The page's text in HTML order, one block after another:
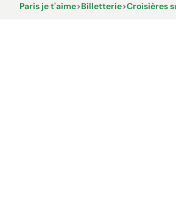
Paris je t'aime>Billetterie>Croisières